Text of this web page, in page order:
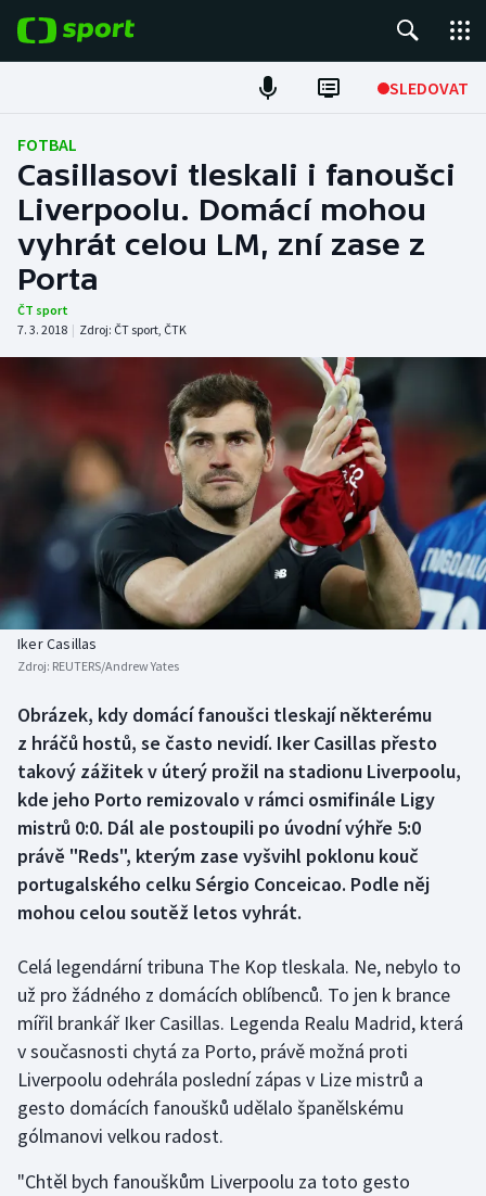
SLEDOVAT
ME v atletice
ME v plavání
Fotbal
Hokej
Americký fotbal
Atletika
Baseball a softbal
Biatlon
Boby a skeleton
Box
Curling
Cyklistika
Dostihy
Florbal
Futsal
Golf
Gymnastika
Házená
NEPŘEHLÉDNĚTE
Soutěže
Historické návraty
Aplikace ČT sport
AZ kvíz
FOTBAL
Casillasovi tleskali i fanoušci
Liverpoolu. Domácí mohou
vyhrát celou LM, zní zase z
Porta
ČT sport
7. 3. 2018 | Zdroj: ČT sport, ČTK
Iker Casillas
Zdroj: REUTERS/Andrew Yates
Obrázek, kdy domácí fanoušci tleskají některému
z hráčů hostů, se často nevidí. Iker Casillas přesto
takový zážitek v úterý prožil na stadionu Liverpoolu,
kde jeho Porto remizovalo v rámci osmifinále Ligy
mistrů 0:0. Dál ale postoupili po úvodní výhře 5:0
právě "Reds", kterým zase vyšvihl poklonu kouč
portugalského celku Sérgio Conceicao. Podle něj
mohou celou soutěž letos vyhrát.
Celá legendární tribuna The Kop tleskala. Ne, nebylo to
už pro žádného z domácích oblíbenců. To jen k brance
mířil brankář Iker Casillas. Legenda Realu Madrid, která
v současnosti chytá za Porto, právě možná proti
Liverpoolu odehrála poslední zápas v Lize mistrů a
gesto domácích fanoušků udělalo španělskému
gólmanovi velkou radost.
"Chtěl bych fanouškům Liverpoolu za toto gesto